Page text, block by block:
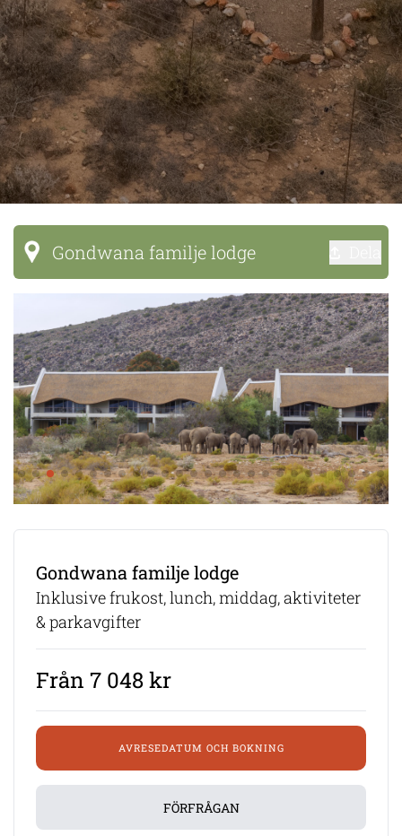
Gondwana familje lodge
Gondwana familje lodge
Inklusive frukost, lunch, middag, aktiviteter
& parkavgifter
Från 7 048 kr
AVRESEDATUM OCH BOKNING
FÖRFRÅGAN